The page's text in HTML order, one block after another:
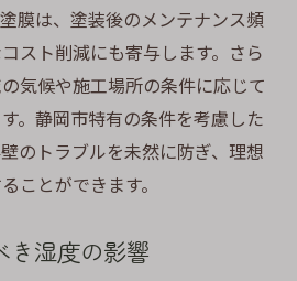
の施工事例から学ぶ
美しい景観を守る方法
るためのデザイン選び
塗料の選び方
た施工の重要性
清掃のタイミング
膜は、塗装後のメンテナンス頻
スト削減にも寄与します。さら
気候や施工場所の条件に応じて
。静岡市特有の条件を考慮した
のトラブルを未然に防ぎ、理想
ことができます。
き湿度の影響